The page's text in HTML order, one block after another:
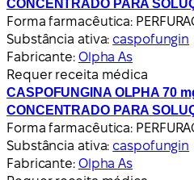
CONCENTRADO PARA
Forma farmacêutica:
Substância ativa: caspofungin
Fabricante: Olpha As
Requer receita médica
CASPOFUNGINA OLPHA 70
CONCENTRADO PARA
Forma farmacêutica:
Substância ativa: caspofungin
Fabricante: Olpha As